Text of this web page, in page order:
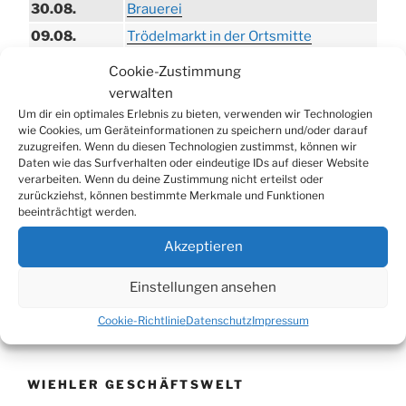
Cookie-Zustimmung
verwalten
Um dir ein optimales Erlebnis zu bieten, verwenden wir Technologien
wie Cookies, um Geräteinformationen zu speichern und/oder darauf
zuzugreifen. Wenn du diesen Technologien zustimmst, können wir
Daten wie das Surfverhalten oder eindeutige IDs auf dieser Website
verarbeiten. Wenn du deine Zustimmung nicht erteilst oder
zurückziehst, können bestimmte Merkmale und Funktionen
beeinträchtigt werden.
Akzeptieren
Einstellungen ansehen
Cookie-RichtlinieDatenschutzImpressum
30.08.
Brauerei
09.08.
Trödelmarkt in der Ortsmitte
Sommerfest in Helmerhausen
Beach-Volleyball-Turnier
13.09.
Wandertag
19.09.
Treckertreffen in Hengstenberg
ab 24.09.
Herbstprogramm im Burghaus
26.09.
Herbstbasar
17.10.
80er/90er–Party
Erzquell Brauerei: Halloween Party
Katharinenball in der Aula
11.11.
„DÜX“ im Burghaus
WIEHLER GESCHÄFTSWELT